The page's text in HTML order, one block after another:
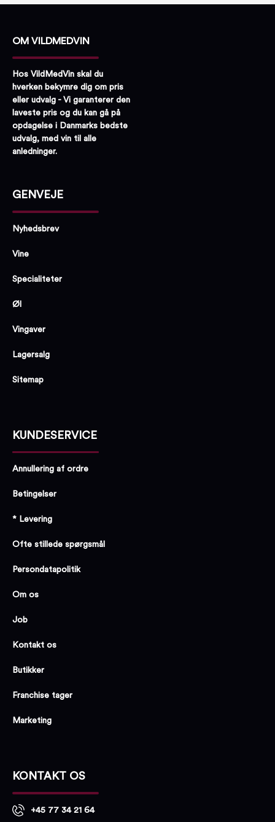
OM VILDMEDVIN
Hos VildMedVin skal du
hverken bekymre dig om pris
eller udvalg - Vi garanterer den
laveste pris og du kan gå på
opdagelse i Danmarks bedste
udvalg, med vin til alle
anledninger.
GENVEJE
Nyhedsbrev
Vine
Specialiteter
Øl
Vingaver
Lagersalg
Sitemap
KUNDESERVICE
Annullering af ordre
Betingelser
* Levering
Ofte stillede spørgsmål
Persondatapolitik
Om os
Job
Kontakt os
Butikker
Franchise tager
Marketing
KONTAKT OS
+45 77 34 21 64